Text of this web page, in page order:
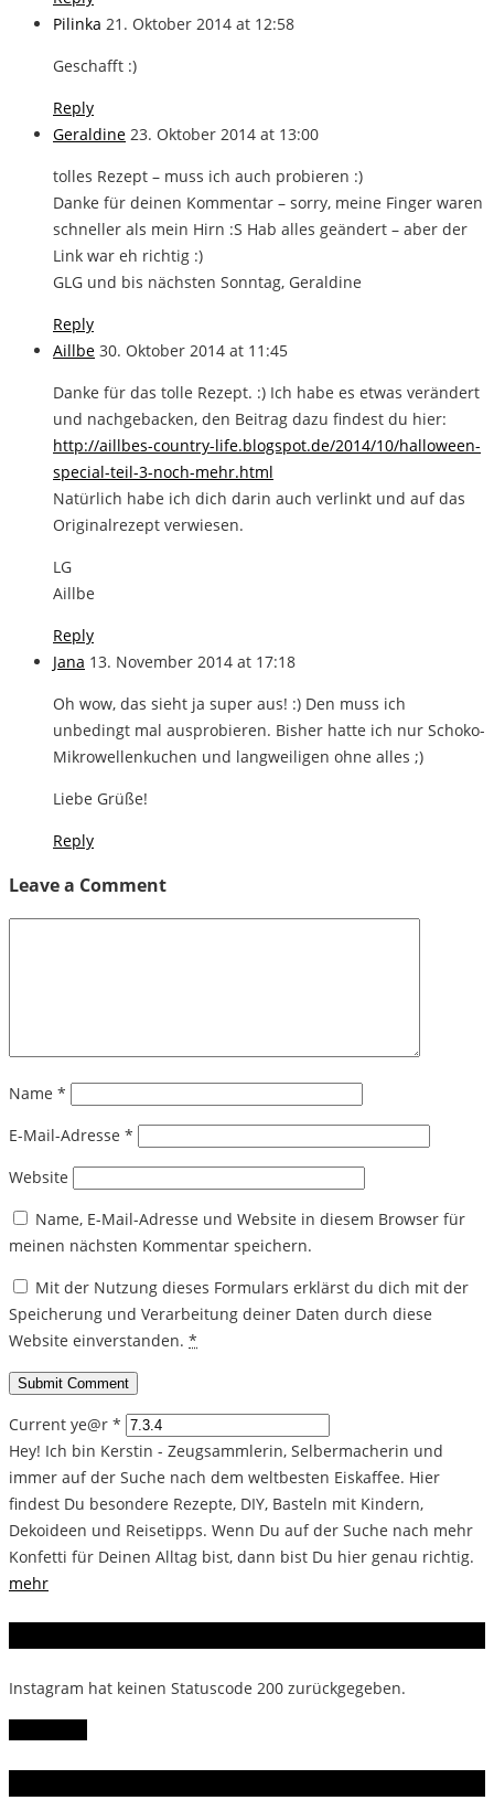
Pilinka 21. Oktober 2014 at 12:58
Geschafft :)
Reply
Geraldine 23. Oktober 2014 at 13:00
tolles Rezept – muss ich auch probieren :)
Danke für deinen Kommentar – sorry, meine Finger waren
schneller als mein Hirn :S Hab alles geändert – aber der
Link war eh richtig :)
GLG und bis nächsten Sonntag, Geraldine
Reply
Aillbe 30. Oktober 2014 at 11:45
Danke für das tolle Rezept. :) Ich habe es etwas verändert
und nachgebacken, den Beitrag dazu findest du hier:
http://aillbes-country-life.blogspot.de/2014/10/halloween-
special-teil-3-noch-mehr.html
Natürlich habe ich dich darin auch verlinkt und auf das
Originalrezept verwiesen.
LG
Aillbe
Reply
Jana 13. November 2014 at 17:18
Oh wow, das sieht ja super aus! :) Den muss ich
unbedingt mal ausprobieren. Bisher hatte ich nur Schoko-
Mikrowellenkuchen und langweiligen ohne alles ;)
Liebe Grüße!
Reply
Leave a Comment
Name *
E-Mail-Adresse *
Website
Name, E-Mail-Adresse und Website in diesem Browser für
meinen nächsten Kommentar speichern.
Mit der Nutzung dieses Formulars erklärst du dich mit der
Speicherung und Verarbeitung deiner Daten durch diese
Website einverstanden. *
Current ye@r *
Hey! Ich bin Kerstin - Zeugsammlerin, Selbermacherin und
immer auf der Suche nach dem weltbesten Eiskaffee. Hier
findest Du besondere Rezepte, DIY, Basteln mit Kindern,
Dekoideen und Reisetipps. Wenn Du auf der Suche nach mehr
Konfetti für Deinen Alltag bist, dann bist Du hier genau richtig.
mehr
Instagram hat keinen Statuscode 200 zurückgegeben.